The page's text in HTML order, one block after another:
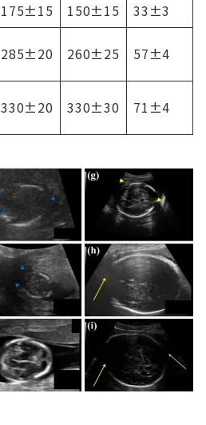
175±15 150±15 33±3
285±20 260±25 57±4
330±20 330±30 71±4